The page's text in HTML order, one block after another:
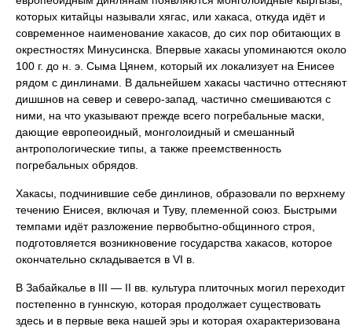
которых китайцы называли хягас, или хакаса, откуда идёт и
современное наименование хакасов, до сих пор обитающих в
окрестностях Минусинска. Впервые хакасы упоминаются около
100 г. до н. э. Сыма Цянем, который их локализует на Енисее
рядом с динлинами. В дальнейшем хакасы частично оттесняют
дишшнов на север и северо-запад, частично смешиваются с
ними, на что указывают прежде всего погребальные маски,
дающие европеоидный, монголоидный и смешанный
антропологические типы, а также преемственность
погребальных обрядов.
Хакасы, подчинившие себе динлинов, образовали по верхнему
течению Енисея, включая и Туву, племенной союз. Быстрыми
темпами идёт разложение первобытно-общинного строя,
подготовляется возникновение государства хакасов, которое
окончательно складывается в VI в.
В Забайкалье в III — II вв. культура плиточных могил переходит
постепенно в гуннскую, которая продолжает существовать
здесь и в первые века нашей эры и которая охарактеризована